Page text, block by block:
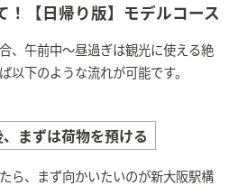
！【日帰り版】モデルコース
、午前中〜昼過ぎは観光に使える絶
以下のような流れが可能です。
まずは荷物を預ける
ら、まず向かいたいのが新大阪駅構